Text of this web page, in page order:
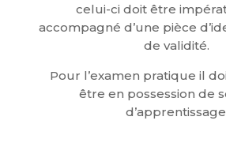
celui-ci doit être
accompagné d’une pièce
de validité.
Pour l’examen pratique il
être en possession de